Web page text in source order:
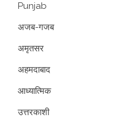
Punjab
अजब-गजब
अमृतसर
अहमदाबाद
आध्यात्मिक
उत्तरकाशी